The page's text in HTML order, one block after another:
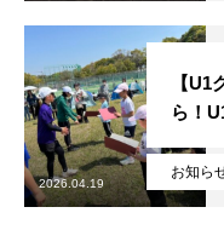
お知ら
【
ら！
2026.04.19